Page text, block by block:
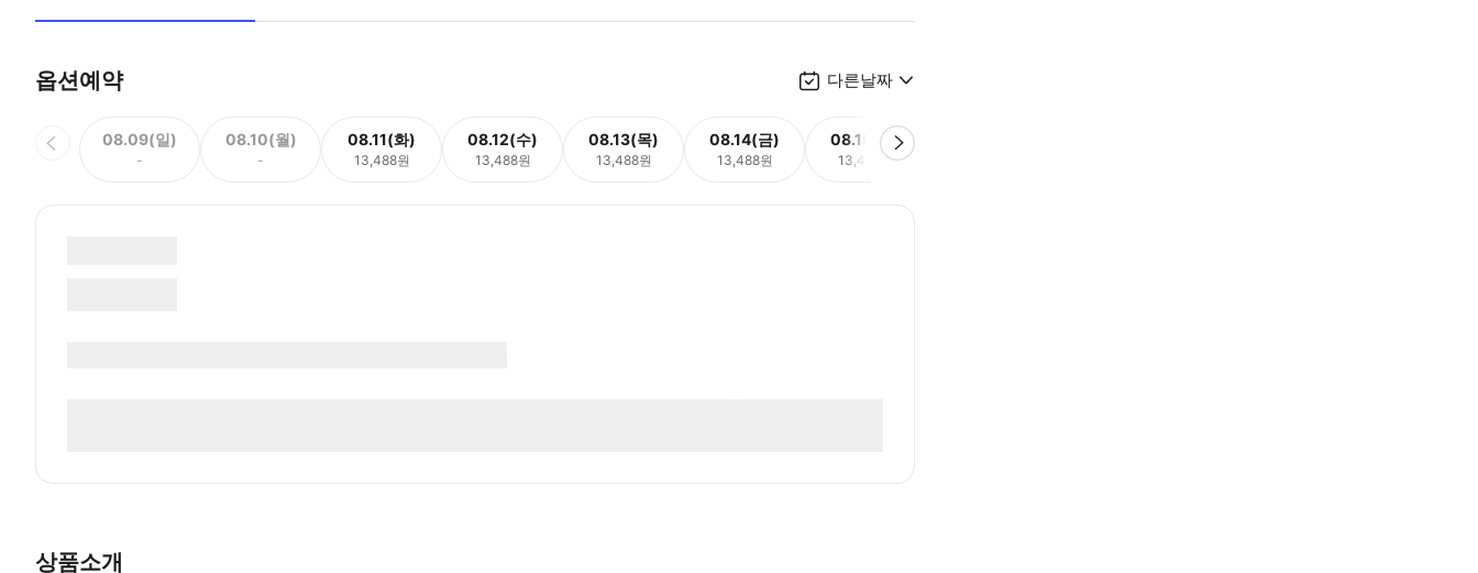
옵션예약 다른날짜
08.09(일)
-
08.10(월)
-
08.11(화)
13,488원
08.12(수)
13,488원
08.13(목)
13,488원
08.14(금)
13,488원
08.15(토)
13,488원
상품소개